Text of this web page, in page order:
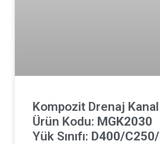
Kompozit Drenaj Kanal
Ürün Kodu: MGK2030
Yük Sınıfı: D400/